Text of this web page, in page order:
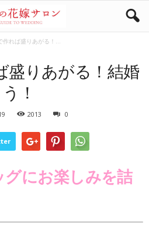
作れば盛りあがる！...
盛りあがる！結婚
！
2013 0
にお楽しみを詰